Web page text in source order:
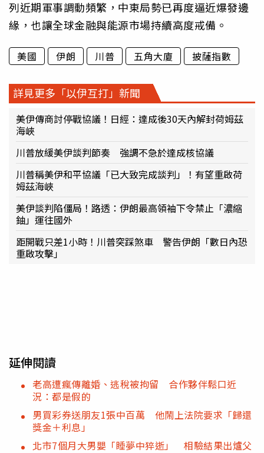
列近期軍事調動頻繁，中東局勢已再度逼近爆發邊
緣，也讓全球金融與能源市場持續高度戒備。
美國 伊朗 川普 五角大廈 披薩指數
詳見更多「以伊互打」新聞
美伊傳商討停戰協議！日經：達成後30天內解封荷姆茲
海峽
川普放緩美伊談判節奏 強調不急於達成核協議
川普稱美伊和平協議「已大致完成談判」！有望重啟荷
姆茲海峽
美伊談判陷僵局！路透：伊朗最高領袖下令禁止「濃縮
鈾」運往國外
距開戰只差1小時！川普突踩煞車 警告伊朗「數日內恐
重啟攻擊」
延伸閱讀
老高遭瘋傳離婚、逃稅被拘留 合作夥伴鬆口近
況：都是假的
男買彩券送朋友1張中百萬 他鬧上法院要求「歸還
獎金＋利息」
北市7個月大男嬰「睡夢中猝逝」 相驗結果出爐父